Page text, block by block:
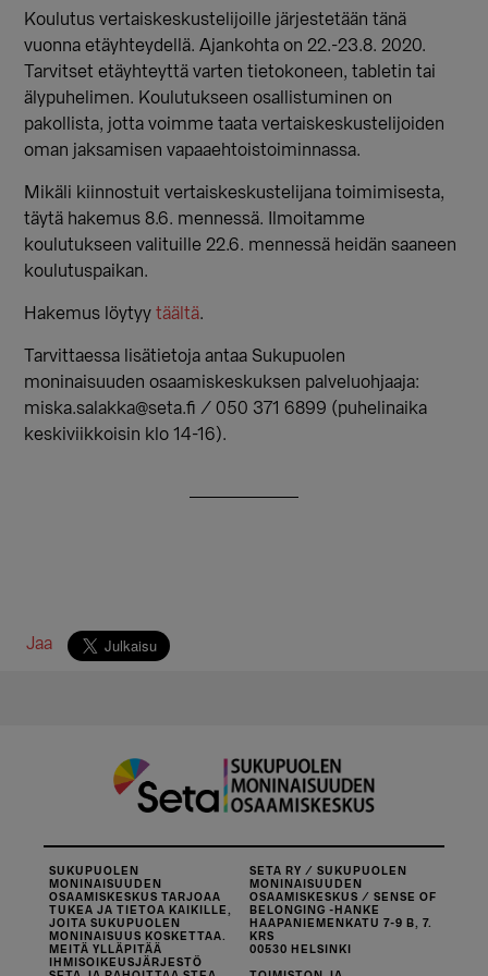
Koulutus vertaiskeskustelijoille järjestetään tänä
vuonna etäyhteydellä. Ajankohta on 22.-23.8. 2020.
Tarvitset etäyhteyttä varten tietokoneen, tabletin tai
älypuhelimen. Koulutukseen osallistuminen on
pakollista, jotta voimme taata vertaiskeskustelijoiden
oman jaksamisen vapaaehtoistoiminnassa.
Mikäli kiinnostuit vertaiskeskustelijana toimimisesta,
täytä hakemus 8.6. mennessä. Ilmoitamme
koulutukseen valituille 22.6. mennessä heidän saaneen
koulutuspaikan.
Hakemus löytyytäältä.
Tarvittaessa lisätietoja antaa Sukupuolen
moninaisuuden osaamiskeskuksen palveluohjaaja:
miska.salakka@seta.fi / 050 371 6899 (puhelinaika
keskiviikkoisin klo 14-16).
Jaa
SUKUPUOLEN
MONINAISUUDEN
OSAAMISKESKUS TARJOAA
TUKEA JA TIETOA KAIKILLE,
JOITA SUKUPUOLEN
MONINAISUUS KOSKETTAA.
MEITÄ YLLÄPITÄÄ
IHMISOIKEUSJÄRJESTÖ
SETA RY / SUKUPUOLEN
MONINAISUUDEN
OSAAMISKESKUS / SENSE OF
BELONGING -HANKE
HAAPANIEMENKATU 7-9 B, 7.
KRS
00530 HELSINKI